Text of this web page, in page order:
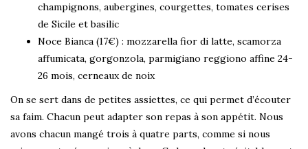
champignons, aubergines, courgettes, tomates cerises
de Sicile et basilic
Noce Bianca (17€) : mozzarella fior di latte, scamorza
affumicata, gorgonzola, parmigiano reggiono affine 24-
26 mois, cerneaux de noix
On se sert dans de petites assiettes, ce qui permet d’écouter
sa faim. Chacun peut adapter son repas à son appétit. Nous
avons chacun mangé trois à quatre parts, comme si nous